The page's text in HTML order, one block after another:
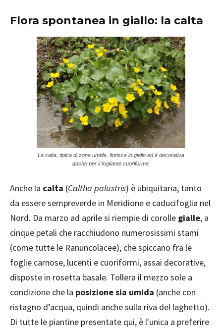
Flora spontanea in giallo: la calta
La calta, tipica di zone umide, fiorisce in giallo ed è decorativa
anche per il fogliame cuoriforme.
Anche la calta (Caltha palustris) è ubiquitaria, tanto
da essere sempreverde in Meridione e caducifoglia nel
Nord. Da marzo ad aprile si riempie di corolle gialle, a
cinque petali che racchiudono numerosissimi stami
(come tutte le Ranuncolacee), che spiccano fra le
foglie carnose, lucenti e cuoriformi, assai decorative,
disposte in rosetta basale. Tollera il mezzo sole a
condizione che la posizione sia umida (anche con
ristagno d’acqua, quindi anche sulla riva del laghetto).
Di tutte le piantine presentate qui, è l'unica a preferire